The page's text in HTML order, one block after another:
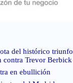
del histórico triunfo
contra Trevor Berbick
en ebullición